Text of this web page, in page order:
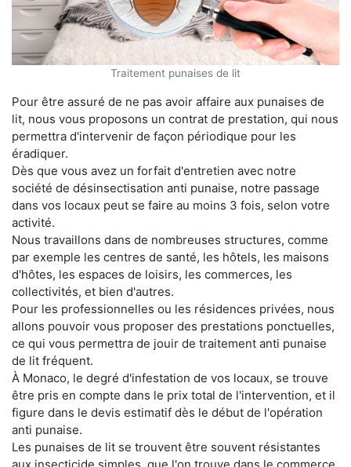
Traitement punaises de lit
Pour être assuré de ne pas avoir affaire aux punaises de
lit, nous vous proposons un contrat de prestation, qui nous
permettra d'intervenir de façon périodique pour les
éradiquer.
Dès que vous avez un forfait d'entretien avec notre
société de désinsectisation anti punaise, notre passage
dans vos locaux peut se faire au moins 3 fois, selon votre
activité.
Nous travaillons dans de nombreuses structures, comme
par exemple les centres de santé, les hôtels, les maisons
d'hôtes, les espaces de loisirs, les commerces, les
collectivités, et bien d'autres.
Pour les professionnelles ou les résidences privées, nous
allons pouvoir vous proposer des prestations ponctuelles,
ce qui vous permettra de jouir de traitement anti punaise
de lit fréquent.
À Monaco, le degré d'infestation de vos locaux, se trouve
être pris en compte dans le prix total de l'intervention, et il
figure dans le devis estimatif dès le début de l'opération
anti punaise.
Les punaises de lit se trouvent être souvent résistantes
aux insecticide simples, que l'on trouve dans le commerce.